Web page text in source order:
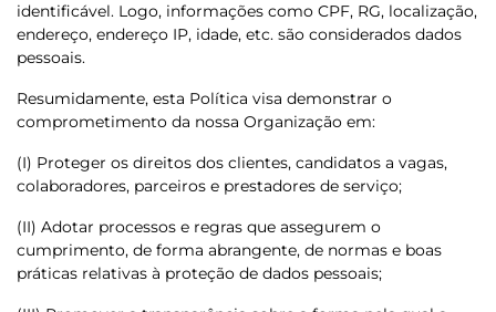
identificável. Logo, informações como CPF, RG, localização,
endereço, endereço IP, idade, etc. são considerados dados
pessoais.
Resumidamente, esta Política visa demonstrar o
comprometimento da nossa Organização em:
(I) Proteger os direitos dos clientes, candidatos a vagas,
colaboradores, parceiros e prestadores de serviço;
(II) Adotar processos e regras que assegurem o
cumprimento, de forma abrangente, de normas e boas
práticas relativas à proteção de dados pessoais;